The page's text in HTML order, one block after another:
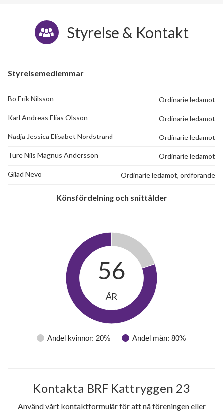
32
Styrelse & Kontakt
Styrelsemedlemmar
Bo Erik Nilsson Ordinarie ledamot
Karl Andreas Elias Olsson Ordinarie ledamot
Nadja Jessica Elisabet Nordstrand Ordinarie ledamot
Ture Nils Magnus Andersson Ordinarie ledamot
Gilad Nevo Ordinarie ledamot, ordförande
Könsfördelning och snittålder
Andel kvinnor: 20% Andel män: 80%
56
ÅR
Kontakta BRF Kattryggen 23
Använd vårt kontaktformulär för att nå föreningen eller